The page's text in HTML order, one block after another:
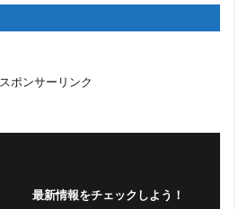
スポンサーリンク
最新情報をチェックしよう！